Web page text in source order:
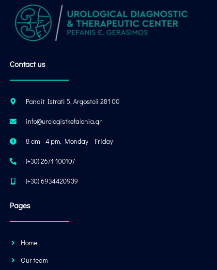
Contact us
Panait Istrati 5, Argostoli 281 00
info@urologistkefalonia.gr
8 am - 4 pm, Monday - Friday
(+30) 2671 100107
(+30) 6934420939
Pages
Home
Our team